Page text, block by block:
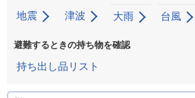
地震 津波 大雨 台風
避難するときの持ち物を確認
持ち出し品リスト